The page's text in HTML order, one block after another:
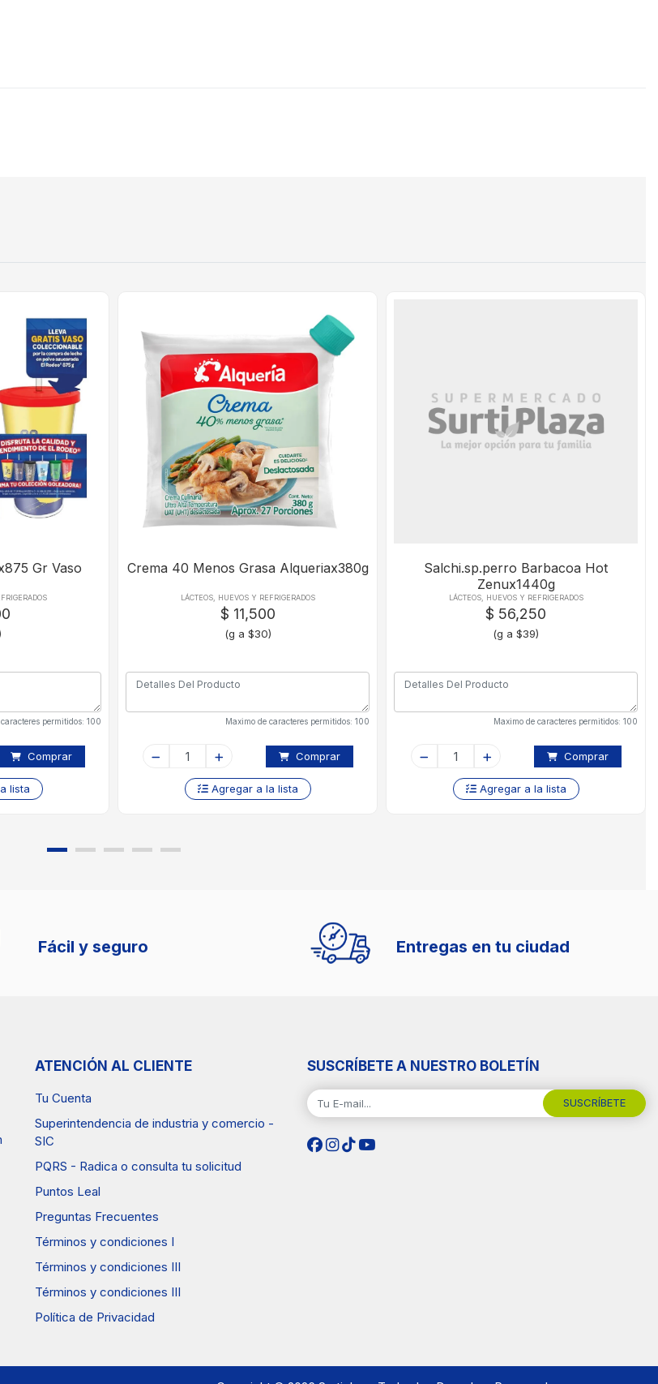
Gr Vaso
permitidos: 100
Comprar
lista
Crema 40 Menos Grasa Alqueriax380g
LÁCTEOS, HUEVOS Y REFRIGERADOS
$ 11,500
(g a $30)
Maximo de caracteres permitidos: 100
Comprar
Agregar a la lista
Salchi.sp.perro Barbacoa Hot
Zenux1440g
LÁCTEOS, HUEVOS Y REFRIGERADOS
$ 56,250
(g a $39)
Maximo de caracteres permitidos: 100
Comprar
Agregar a la lista
Fácil y seguro Entregas en tu ciudad
ATENCIÓN AL CLIENTE
Tu Cuenta
Superintendencia de industria y comercio -
SIC
PQRS - Radica o consulta tu solicitud
Puntos Leal
Preguntas Frecuentes
Términos y condiciones I
Términos y condiciones III
Términos y condiciones III
Política de Privacidad
SUSCRÍBETE A NUESTRO BOLETÍN
SUSCRÍBETE